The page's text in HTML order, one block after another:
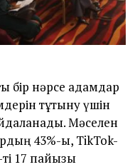
бір нәрсе адамдар
тұтыну үшін
Мәселен
43%-ы, TikTok-
17 пайызы